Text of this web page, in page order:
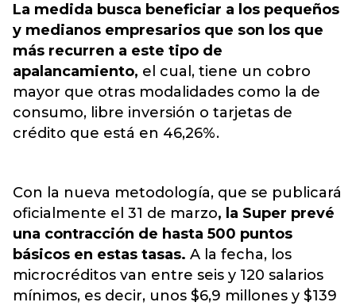
La medida busca beneficiar a los pequeños
y medianos empresarios que son los que
más recurren a este tipo de
apalancamiento, el cual, tiene un cobro
mayor que otras modalidades como la de
consumo, libre inversión o tarjetas de
crédito que está en 46,26%.
Con la nueva metodología, que se publicará
oficialmente el 31 de marzo, la Super prevé
una contracción de hasta 500 puntos
básicos en estas tasas. A la fecha, los
microcréditos van entre seis y 120 salarios
mínimos, es decir, unos $6,9 millones y $139